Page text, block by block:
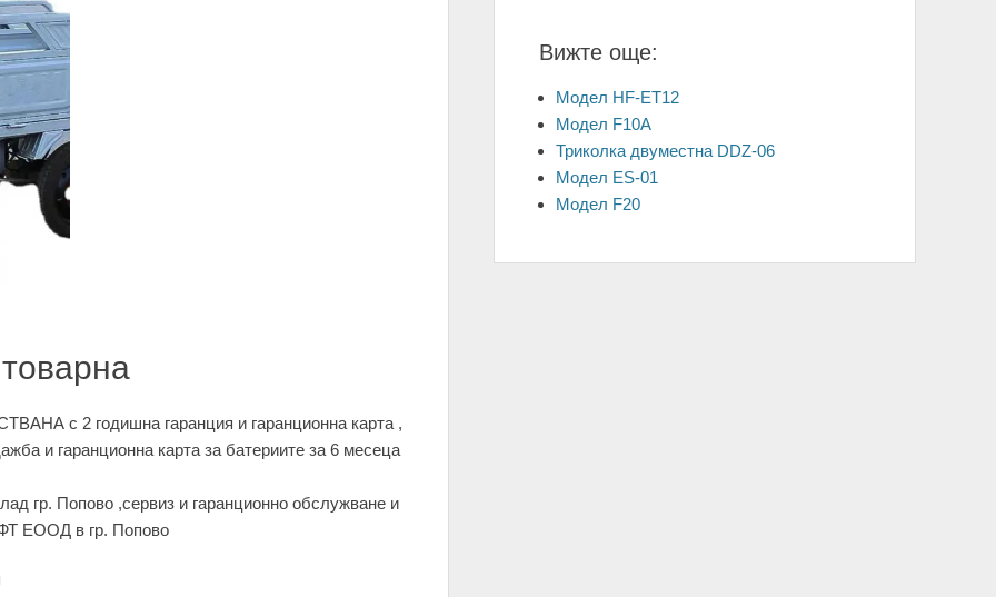
с 2 годишна гаранция и гаранционна карта ,
и гаранционна карта за батериите за 6 месеца
гр. Попово ,сервиз и гаранционно обслужване и
ЕООД в гр. Попово
Вижте още:
Модел HF-ET12
Модел F10A
Триколка двуместна DDZ-06
Модел ES-01
Модел F20